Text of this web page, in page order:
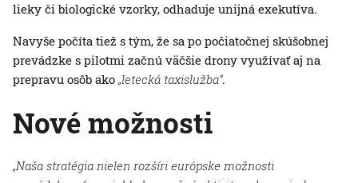
lieky či biologické vzorky, odhaduje unijná exekutíva.
Navyše počíta tiež s tým, že sa po počiatočnej skúšobnej
prevádzke s pilotmi začnú väčšie drony využívať aj na
prepravu osôb ako „letecká taxislužba“.
Nové možnosti
„Naša stratégia nielen rozšíri európske možnosti